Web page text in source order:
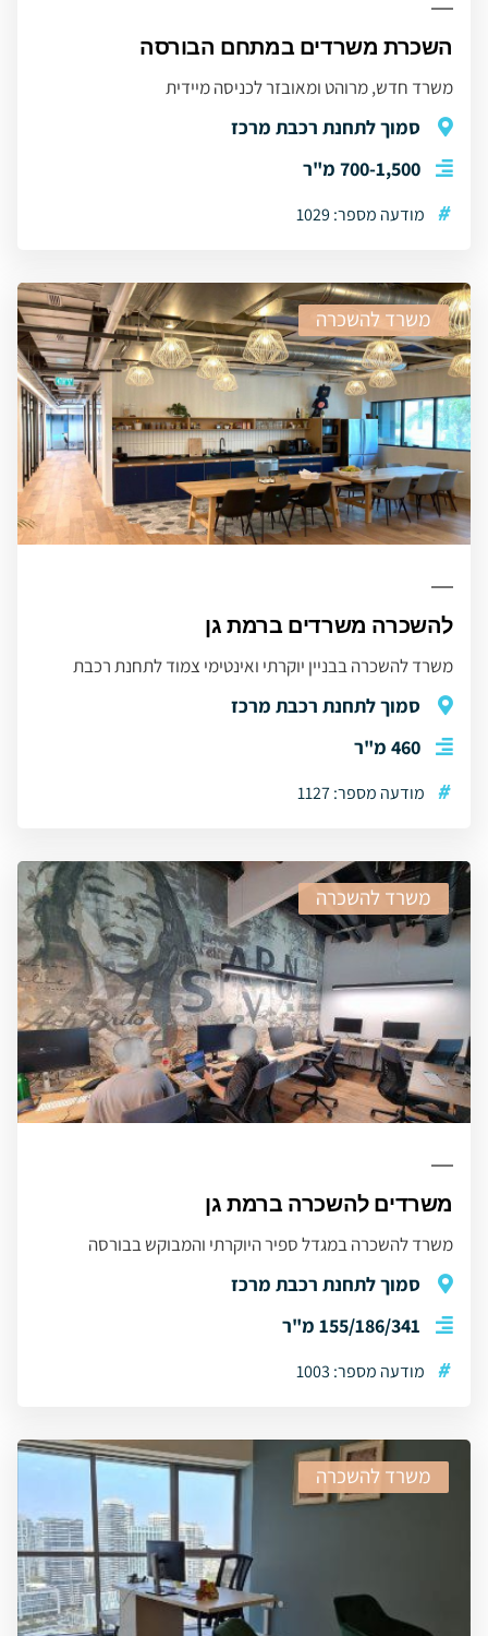
השכרת משרדים במתחם הבורסה
משרד חדש, מרוהט ומאובזר לכניסה מיידית
סמוך לתחנת רכבת מרכז
700-1,500 מ"ר
# מודעה מספר: 1029
משרד להשכרה
להשכרה משרדים ברמת גן
משרד להשכרה בבניין יוקרתי ואינטימי צמוד לתחנת רכבת
סמוך לתחנת רכבת מרכז
460 מ"ר
# מודעה מספר: 1127
משרד להשכרה
משרדים להשכרה ברמת גן
משרד להשכרה במגדל ספיר היוקרתי והמבוקש בבורסה
סמוך לתחנת רכבת מרכז
155/186/341 מ"ר
# מודעה מספר: 1003
משרד להשכרה